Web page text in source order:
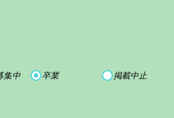
集中 卒業 掲載中止